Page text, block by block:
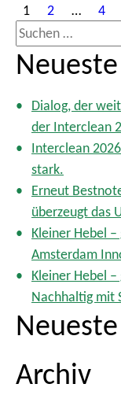
e
i
t
n
u
m
e
i
r
n
g
e
r
1 2 … 4
S
u
c
Dialog, der
der Interclean
Interclean
stark.
Erneut
überzeugt das
Kleiner Hebel
Amsterdam
Kleiner Hebel
Nachhaltig mit
Archiv